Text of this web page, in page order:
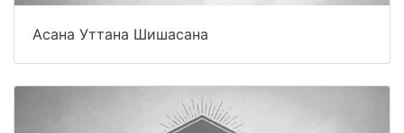
Асана Уттана Шишасана